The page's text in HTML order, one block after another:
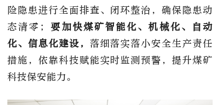
险隐患进行全面排查、 闭环整治，确保隐患动
态清零； 要加快煤矿智能化、机械化、自动
化、信息化建设， 落细落实落小安全生产责任
措施， 依靠科技赋能实时监测预警，提升煤矿
科技保安能力。